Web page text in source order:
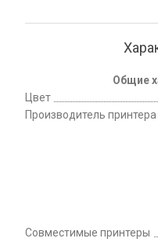
Общие
Цвет
Производитель принтера
Совместимые принтеры